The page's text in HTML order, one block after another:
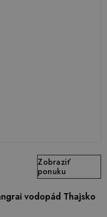
Zobraziť
ponuku
vodopád Thajsko